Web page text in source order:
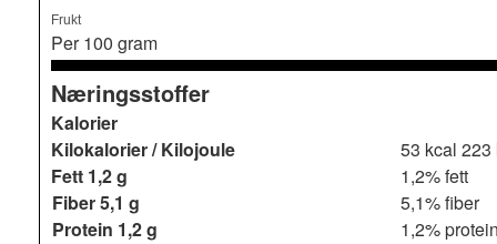
Frukt
Per 100 gram
Næringsstoffer
Kalorier
Kilokalorier / Kilojoule
53 kcal 223
Fett 1,2 g
1,2% fett
Fiber5,1 g
5,1% fiber
Protein 1,2 g
1,2%